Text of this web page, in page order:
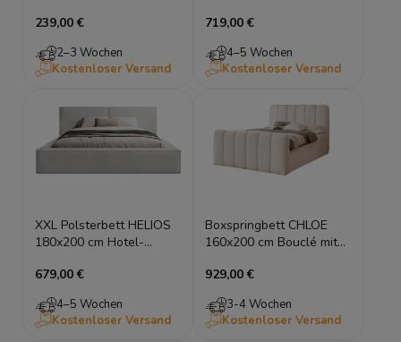
Lamellen, mit Schublade
239,00 €
2–3 Wochen
Kostenloser Versand
Look
719,00 €
4–5 Wochen
Kostenloser Versand
XXL Polsterbett HELIOS
180x200 cm Hotel-
679,00 €
4–5 Wochen
Kostenloser Versand
Boxspringbett CHLOE
160x200 cm Bouclé mit
929,00 €
3-4 Wochen
Kostenloser Versand